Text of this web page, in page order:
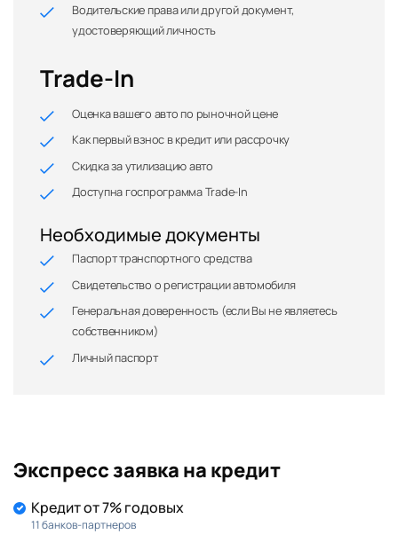
Водительские права или другой документ,
удостоверяющий личность
Trade-In
Оценка вашего авто по рыночной цене
Как первый взнос в кредит или рассрочку
Скидка за утилизацию авто
Доступна госпрограмма Trade-In
Необходимые документы
Паспорт транспортного средства
Свидетельство о регистрации автомобиля
Генеральная доверенность (если Вы не являетесь
собственником)
Личный паспорт
Экспресс заявка на кредит
Кредит от 7% годовых
11 банков-партнеров